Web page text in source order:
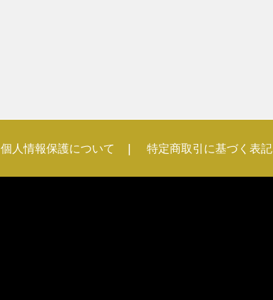
個人情報保護について 特定商取引に基づく表記